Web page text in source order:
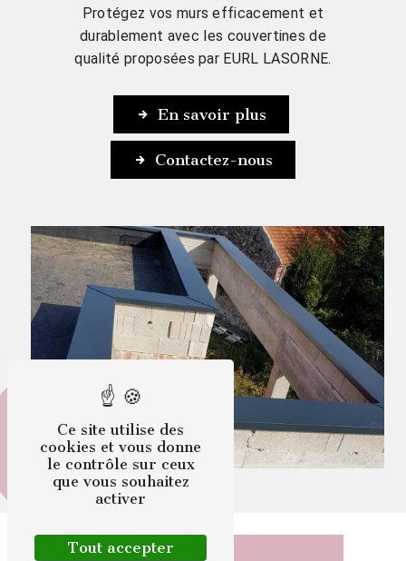
Protégez vos murs efficacement et
durablement avec les couvertines de
qualité proposées par EURL LASORNE.
En savoir plus
Contactez-nous
Ce site utilise des
cookies et vous donne
le contrôle sur ceux
que vous souhaitez
activer
Tout accepter